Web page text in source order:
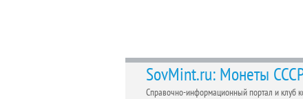
SovMint.ru: Монеты
Справочно-информационный портал и клуб